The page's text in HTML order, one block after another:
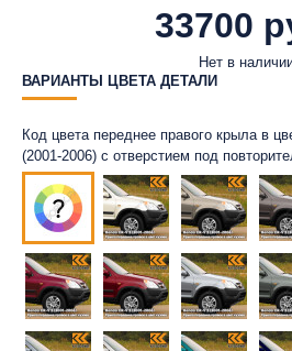
Нет в
33700
ВАРИАНТЫ ЦВЕТА ДЕТАЛИ
Код цвета переднее правого крыла в
(2001-2006) с отверстием под